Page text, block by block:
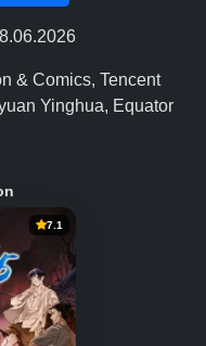
& Comics, Tencent
Yinghua, Equator
7.1